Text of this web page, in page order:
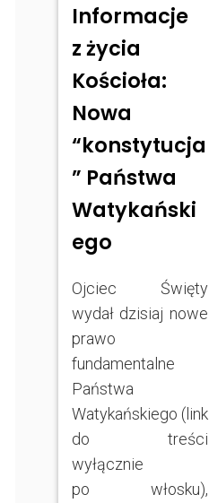
Informacje
z życia
Kościoła:
Nowa
“konstytucja
” Państwa
Watykański
ego
Ojciec Święty
wydał dzisiaj nowe
prawo
fundamentalne
Państwa
Watykańskiego (link
do treści
wyłącznie
po włosku),